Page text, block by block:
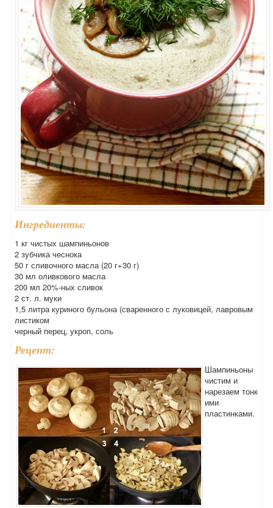
Ингредиенты:
1 кг чистых шампиньонов
2 зубчика чеснока
50 г сливочного масла (20 г+30 г)
30 мл оливкового масла
200 мл 20%-ных сливок
2 ст. л. муки
1,5 литра куриного бульона (сваренного с луковицей, лавровым
листиком
черный перец, укроп, соль
Рецепт:
Шампиньоны
чистим и
нарезаем тонк
ими
пластинками.